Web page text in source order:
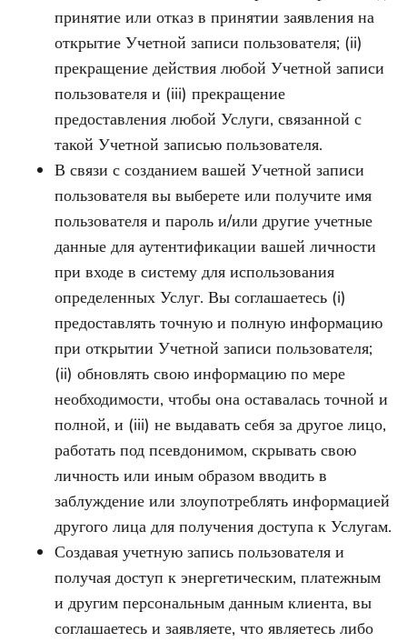
принятие или отказ в принятии заявления на
открытие Учетной записи пользователя; (ii)
прекращение действия любой Учетной записи
пользователя и (iii) прекращение
предоставления любой Услуги, связанной с
такой Учетной записью пользователя.
В связи с созданием вашей Учетной записи
пользователя вы выберете или получите имя
пользователя и пароль и/или другие учетные
данные для аутентификации вашей личности
при входе в систему для использования
определенных Услуг. Вы соглашаетесь (i)
предоставлять точную и полную информацию
при открытии Учетной записи пользователя;
(ii) обновлять свою информацию по мере
необходимости, чтобы она оставалась точной и
полной, и (iii) не выдавать себя за другое лицо,
работать под псевдонимом, скрывать свою
личность или иным образом вводить в
заблуждение или злоупотреблять информацией
другого лица для получения доступа к Услугам.
Создавая учетную запись пользователя и
получая доступ к энергетическим, платежным
и другим персональным данным клиента, вы
соглашаетесь и заявляете, что являетесь либо